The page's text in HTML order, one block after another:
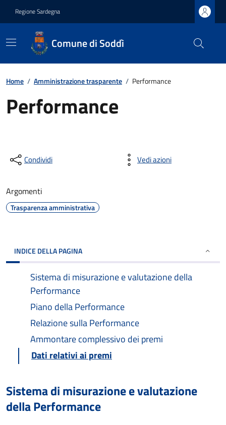
Regione Sardegna
Comune di Soddì
Home / Amministrazione trasparente / Performance
Performance
Condividi Vedi azioni
Argomenti
Trasparenza amministrativa
INDICE DELLA PAGINA
Sistema di misurazione e valutazione della
Performance
Piano della Performance
Relazione sulla Performance
Ammontare complessivo dei premi
Dati relativi ai premi
Sistema di misurazione e valutazione
della Performance